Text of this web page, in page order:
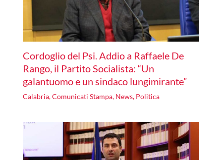
Cordoglio del Psi. Addio a Raffaele De
Rango, il Partito Socialista: “Un
galantuomo e un sindaco lungimirante”
Calabria,Comunicati Stampa, News, Politica